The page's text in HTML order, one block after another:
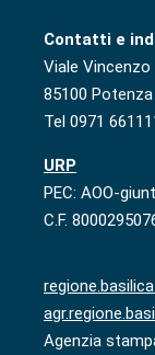
Contatti e
Viale
85100 Potenza
Tel 0971
URP
PEC: AOO-
C.F.
Agenzia